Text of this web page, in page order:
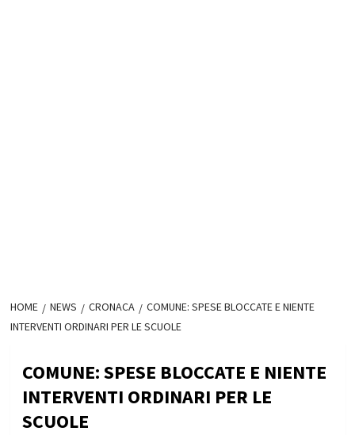
HOME NEWS CRONACA
COMUNE: SPESE BLOCCATE E NIENTE
INTERVENTI ORDINARI PER LE SCUOLE
COMUNE: SPESE BLOCCATE E NIENTE
INTERVENTI ORDINARI PER LE
SCUOLE